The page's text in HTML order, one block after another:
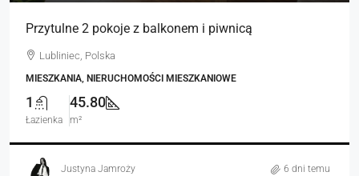
Przytulne 2 pokoje z balkonem i piwnicą
Lubliniec, Polska
MIESZKANIA, NIERUCHOMOŚCI MIESZKANIOWE
1
Łazienka
45.80
m²
Justyna Jamroży 6 dni temu